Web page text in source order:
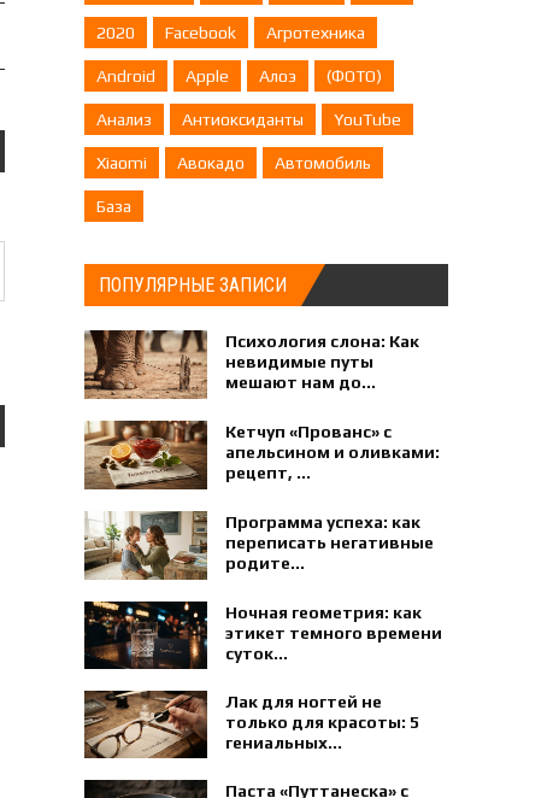
2020 Facebook Агротехника
Android Apple Алоэ (ФОТО)
Анализ Антиоксиданты YouTube
Xiaomi Авокадо Автомобиль
База
ПОПУЛЯРНЫЕ ЗАПИСИ
Психология слона: Как
невидимые путы
мешают нам до...
Кетчуп «Прованс» с
апельсином и оливками:
рецепт, ...
Программа успеха: как
переписать негативные
родите...
Ночная геометрия: как
этикет темного времени
суток...
Лак для ногтей не
только для красоты: 5
гениальных...
Паста «Путтанеска» с